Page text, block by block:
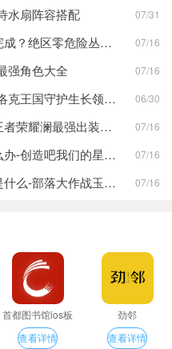
水扇阵容搭配 07/31
绝区零危险丛生之地任务怎么完成？绝区零危险丛生之地任务完成攻略 07/16
强角色大全 07/16
洛克王国守护生长领域怎么过-洛克王国守护生长领域通关攻略 06/30
王者荣耀澜最强出装是什么？王者荣耀澜最强出装分享 07/16
创造吧我们的星球开枪闪退怎么办-创造吧我们的星球开枪闪退合集 07/16
部落大作战玉火焰灵参战技能是什么-部落大作战玉火焰灵参战技能合集 07/16
首都图书馆ios板
查看详情
劲邻
查看详情